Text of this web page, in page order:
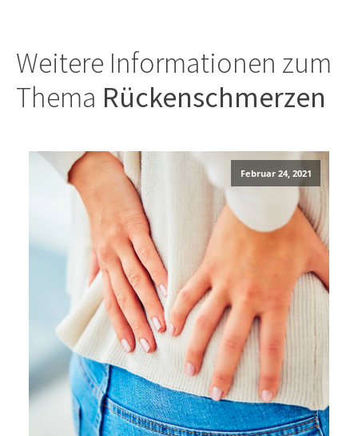
Weitere Informationen zum
Thema Rückenschmerzen
Februar 24, 2021